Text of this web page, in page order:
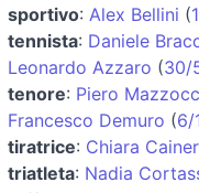
sportivo: Alex Bellini (
tennista: Daniele
Leonardo Azzaro (30/
tenore: Piero
Francesco Demuro (6/
tiratrice: Chiara
triatleta: Nadia